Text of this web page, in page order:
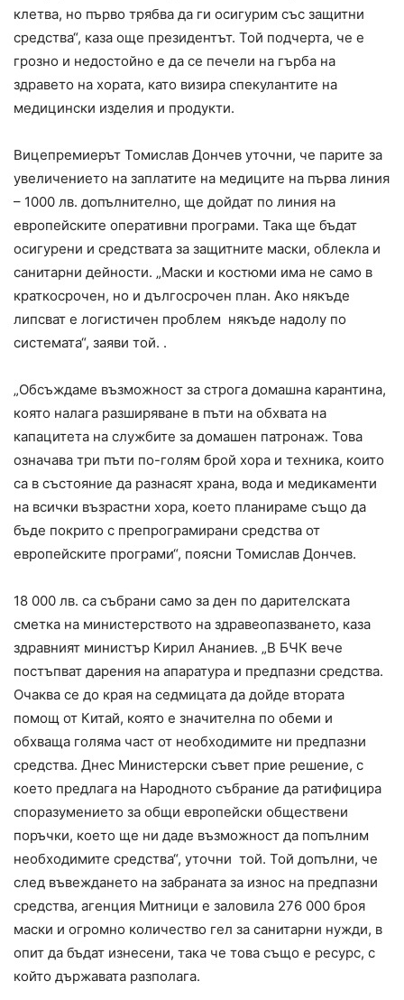
клетва, но първо трябва да ги осигурим със защитни
средства“, каза още президентът. Той подчерта, че е
грозно и недостойно е да се печели на гърба на
здравето на хората, като визира спекулантите на
медицински изделия и продукти.
Вицепремиерът Томислав Дончев уточни, че парите за
увеличението на заплатите на медиците на първа линия
– 1000 лв. допълнително, ще дойдат по линия на
европейските оперативни програми. Така ще бъдат
осигурени и средствата за защитните маски, облекла и
санитарни дейности. „Маски и костюми има не само в
краткосрочен, но и дългосрочен план. Ако някъде
липсват е логистичен проблем някъде надолу по
системата“, заяви той. .
„Обсъждаме възможност за строга домашна карантина,
която налага разширяване в пъти на обхвата на
капацитета на службите за домашен патронаж. Това
означава три пъти по-голям брой хора и техника, които
са в състояние да разнасят храна, вода и медикаменти
на всички възрастни хора, което планираме също да
бъде покрито с препрограмирани средства от
европейските програми“, поясни Томислав Дончев.
18 000 лв. са събрани само за ден по дарителската
сметка на министерството на здравеопазването, каза
здравният министър Кирил Ананиев. „В БЧК вече
постъпват дарения на апаратура и предпазни средства.
Очаква се до края на седмицата да дойде втората
помощ от Китай, която е значителна по обеми и
обхваща голяма част от необходимите ни предпазни
средства. Днес Министерски съвет прие решение, с
което предлага на Народното събрание да ратифицира
споразумението за общи европейски обществени
поръчки, което ще ни даде възможност да попълним
необходимите средства“, уточни той. Той допълни, че
след въвеждането на забраната за износ на предпазни
средства, агенция Митници е заловила 276 000 броя
маски и огромно количество гел за санитарни нужди, в
опит да бъдат изнесени, така че това също е ресурс, с
който държавата разполага.